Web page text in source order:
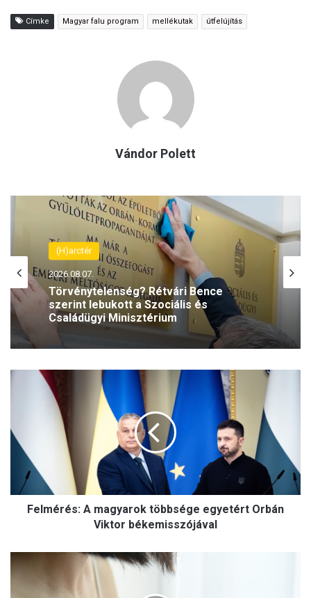
Címke Magyar falu program mellékutak útfelújítás
Vándor Polett
(H)arctér
2026.08.07.
Törvénytelenség? Rétvári Bence
szerint lebukott a Szociális és
Családügyi Minisztérium
F
é
:
g
y
Felmérés: A magyarok többsége egyetért Orbán
Viktor békemisszójával
é